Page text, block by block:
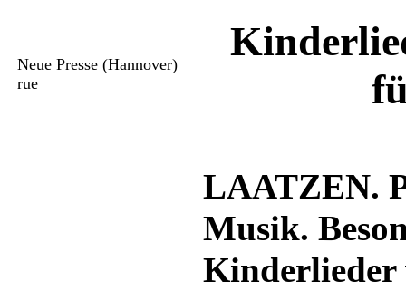
Neue Presse (Hannover)
rue
LAATZEN.
Musik.
Kinderlieder